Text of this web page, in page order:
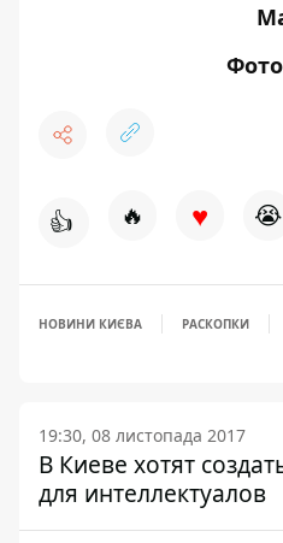
👍 🔥 ♥ 😭
НОВИНИ КИЄВА РАСКОПКИ
19:30, 08 листопада 2017
В Киеве хотят
для интеллектуалов